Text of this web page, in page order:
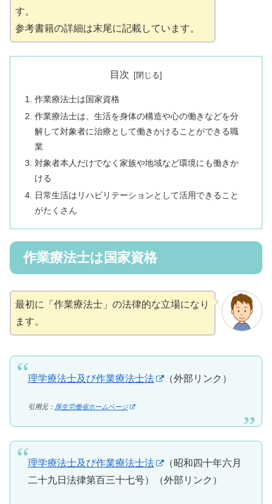
す。
参考書籍の詳細は末尾に記載しています。
目次
作業療法士は国家資格
作業療法士は、生活を身体の構造や心の働きなどを分
解して対象者に治療として働きかけることができる職
業
対象者本人だけでなく家族や地域など環境にも働きか
ける
日常生活はリハビリテーションとして活用できること
がたくさん
作業療法士は国家資格
最初に「作業療法士」の法律的な立場になり
ます。
理学療法士及び作業療法士法 （外部リンク）
引用元： 厚生労働省ホームページ
理学療法士及び作業療法士法
（昭和四十年六月
二十九日法律第百三十七号）（外部リンク）